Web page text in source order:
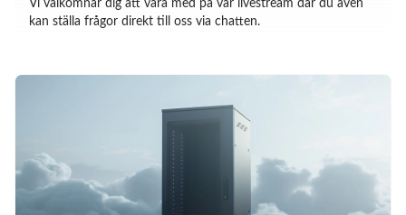
Vi välkomnar dig att vara med på vår livestream där du även
kan ställa frågor direkt till oss via chatten.